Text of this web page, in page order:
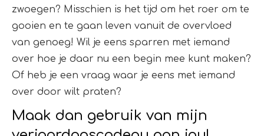
zwoegen? Misschien is het tijd om het roer om te
gooien en te gaan leven vanuit de overvloed
van genoeg! Wil je eens sparren met iemand
over hoe je daar nu een begin mee kunt maken?
Of heb je een vraag waar je eens met iemand
over door wilt praten?
Maak dan gebruik van mijn